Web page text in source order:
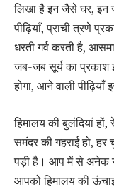
लिखा है इन जैसे घर,
पीढ़ियाँ, प्राची त्रणे
धरती गर्व करती है,
जब-जब सूर्य का प्रकाश
होगा, आने वाली पीढ़ियाँ
हिमालय की बुलंदियां
समंदर की गहराई हो, हर
पड़ी है। आप में से अनेक
आपको हिमालय की